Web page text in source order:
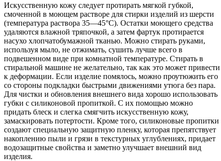
Искусственную кожу следует протирать мягкой губкой,
смоченной в моющем растворе для стирки изделий из шерсти
(температура раствора 35—45°С). Остатки моющего средства
удаляются влажной тряпочкой, а затем фартук протирается
насухо хлопчатобумажной тканью. Можно стирать руками,
используя мыло, не отжимать, сушить лучше всего в
подвешенном виде при комнатной температуре. Стирать в
стиральной машине не желательно, так как это может привести
к деформации. Если изделие помялось, можно проутюжить его
со стороны подкладки быстрыми движениями утюга без пара.
Для чистки и обновления внешнего вида хорошо использовать
губки с силиконовой пропиткой. С их помощью можно
придать блеск и слегка смягчить искусственную кожу,
замаскировать потертости. Кроме того, силиконовые пропитки
создают специальную защитную пленку, которая препятствует
накоплению пыли и грязи в текстурных углублениях, придает
водозащитные свойства и заметно улучшает внешний вид
изделия.